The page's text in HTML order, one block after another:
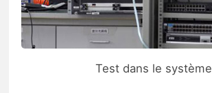
Test dans le système